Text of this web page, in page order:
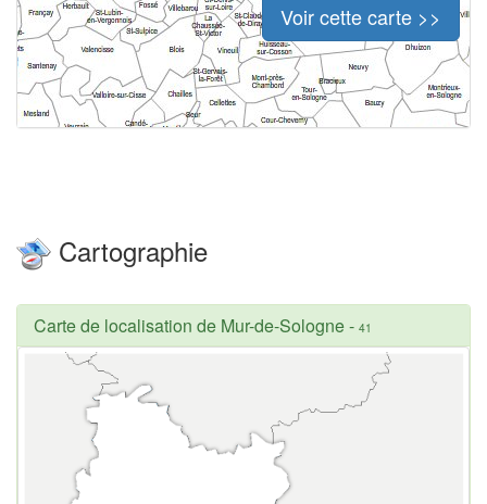
Voir cette carte >>
Cartographie
Carte de localisation de Mur-de-Sologne- 41